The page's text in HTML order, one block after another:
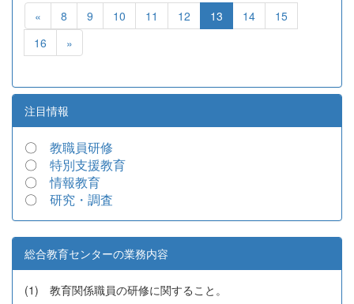
« 8 9 10 11 12 13 14
15
16
»
注目情報
〇 教職員研修
〇 特別支援教育
〇情報教育
〇 研究・調査
総合教育センターの業務内容
(1) 教育関係職員の研修に関すること。